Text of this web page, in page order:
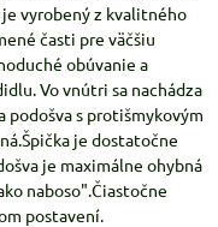
vyrobený z kvalitného
časti pre väčšiu
obúvanie a
Vo vnútri sa nachádza
podošva s protišmykovým
je dostatočne
je maximálne ohybná
naboso".Čiastočne
postavení.